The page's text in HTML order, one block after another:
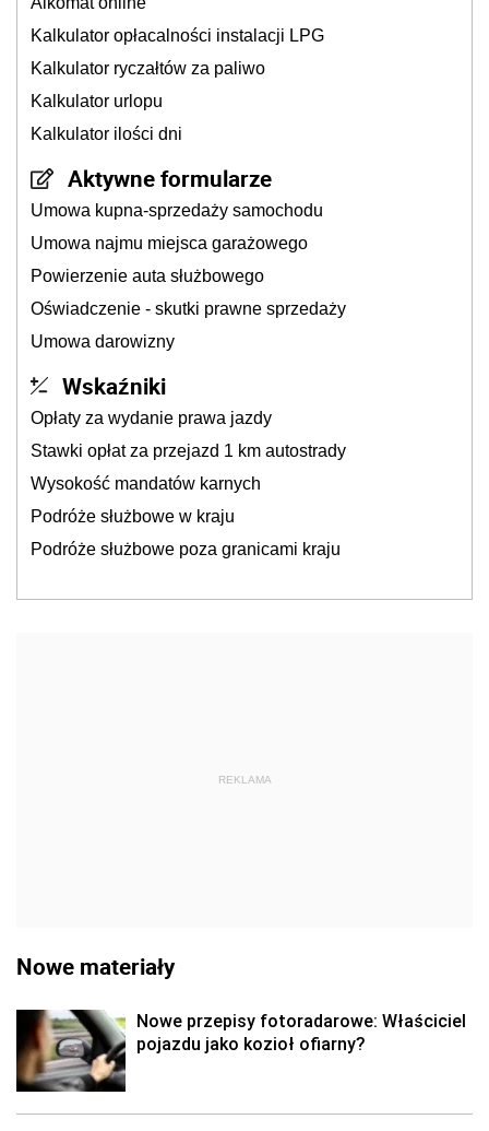
Kalkulator opłacalności instalacji LPG
Kalkulator ryczałtów za paliwo
Kalkulator urlopu
Kalkulator ilości dni
Aktywne formularze
Umowa kupna-sprzedaży samochodu
Umowa najmu miejsca garażowego
Powierzenie auta służbowego
Oświadczenie - skutki prawne sprzedaży
Umowa darowizny
Wskaźniki
Opłaty za wydanie prawa jazdy
Stawki opłat za przejazd 1 km autostrady
Wysokość mandatów karnych
Podróże służbowe w kraju
Podróże służbowe poza granicami kraju
REKLAMA
Nowe materiały
Nowe przepisy fotoradarowe: Właściciel
pojazdu jako kozioł ofiarny?